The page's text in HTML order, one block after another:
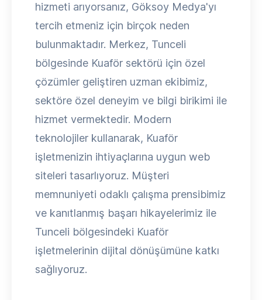
hizmeti arıyorsanız, Göksoy Medya'yı
tercih etmeniz için birçok neden
bulunmaktadır. Merkez, Tunceli
bölgesinde Kuaför sektörü için özel
çözümler geliştiren uzman ekibimiz,
sektöre özel deneyim ve bilgi birikimi ile
hizmet vermektedir. Modern
teknolojiler kullanarak, Kuaför
işletmenizin ihtiyaçlarına uygun web
siteleri tasarlıyoruz. Müşteri
memnuniyeti odaklı çalışma prensibimiz
ve kanıtlanmış başarı hikayelerimiz ile
Tunceli bölgesindeki Kuaför
işletmelerinin dijital dönüşümüne katkı
sağlıyoruz.